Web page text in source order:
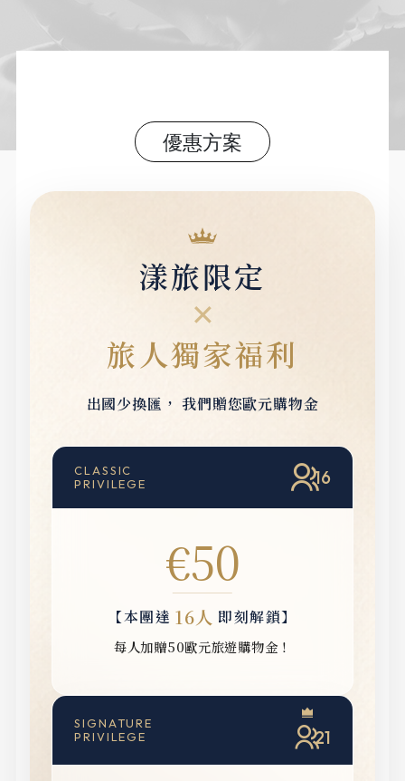
優惠方案
漾旅限定
✕
旅人獨家福利
出國少換匯， 我們贈您歐元購物金
CLASSIC
PRIVILEGE
16
€50
【本團達 16人 即刻解鎖】
每人加贈50歐元旅遊購物金！
SIGNATURE
PRIVILEGE
21